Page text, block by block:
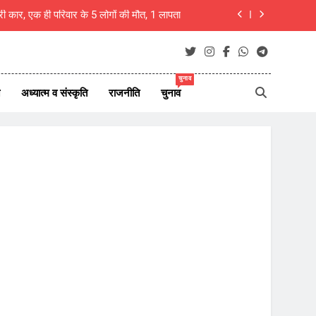
कार, एक ही परिवार के 5 लोगों की मौत, 1 लापता
कविता के लिए राज्य स्तर पर सम्मानित होंगे
भवन में लगेगा विशाल निःशुल्क चिकित्सा शिविर
अध्यात्म व संस्कृति राजनीति चुनाव
चुनाव